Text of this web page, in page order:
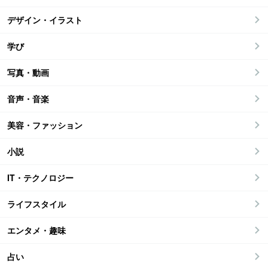
デザイン・イラスト
学び
写真・動画
音声・音楽
美容・ファッション
小説
IT・テクノロジー
ライフスタイル
エンタメ・趣味
占い